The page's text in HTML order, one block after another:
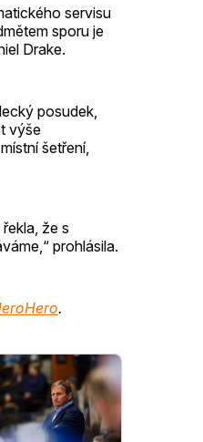
servisu
sporu je
Drake.
posudek,
výše
šetření,
že s
prohlásila.
.